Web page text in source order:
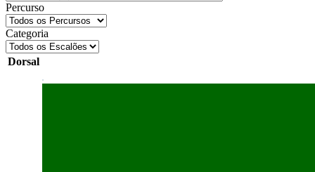
Percurso
Categoria
Dorsal